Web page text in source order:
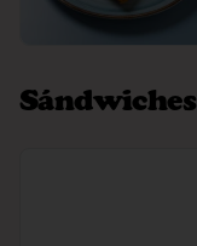
Sándwiches